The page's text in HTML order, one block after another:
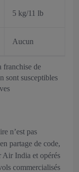
5 kg/11 lb
Aucun
franchise de
sont susceptibles
n’est pas
partage de code,
Air India et opérés
commercialisés